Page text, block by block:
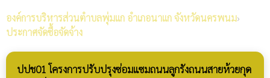
องค์การบริหารส่วนตำบลพุ่มแก อำเภอนาแก จังหวัดนครพนม›
ประกาศจัดซื้อจัดจ้าง
ปปช01 โครงการปรับปรุงซ่อมแซมถนนลูกรังถนนสายห้วยกุด